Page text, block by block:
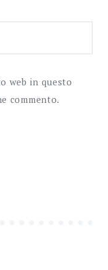
web in questo
commento.